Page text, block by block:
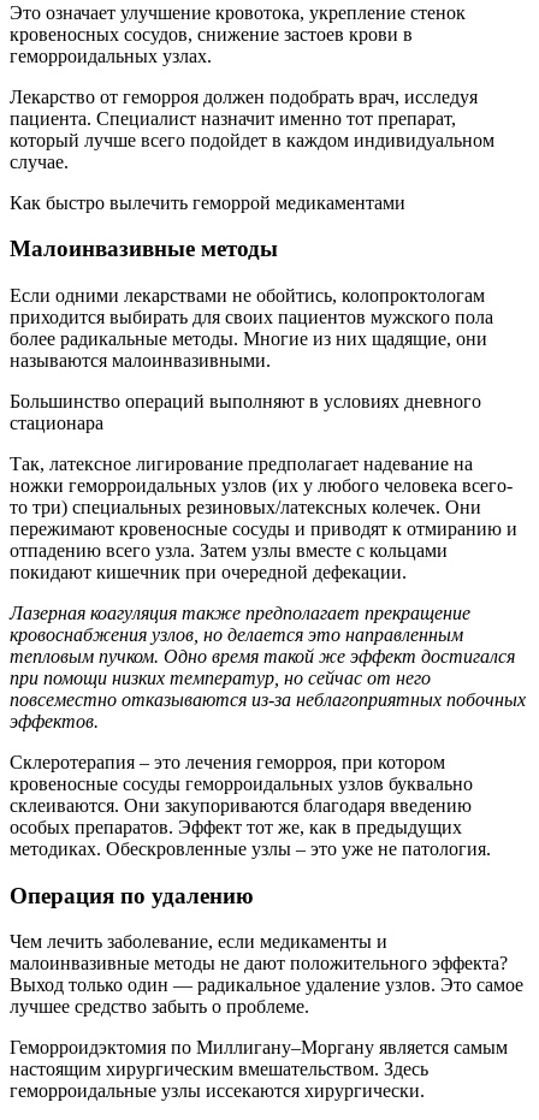
Это означает улучшение кровотока, укрепление стенок
кровеносных сосудов, снижение застоев крови в
геморроидальных узлах.
Лекарство от геморроя должен подобрать врач, исследуя
пациента. Специалист назначит именно тот препарат,
который лучше всего подойдет в каждом индивидуальном
случае.
Как быстро вылечить геморрой медикаментами
Малоинвазивные методы
Если одними лекарствами не обойтись, колопроктологам
приходится выбирать для своих пациентов мужского пола
более радикальные методы. Многие из них щадящие, они
называются малоинвазивными.
Большинство операций выполняют в условиях дневного
стационара
Так, латексное лигирование предполагает надевание на
ножки геморроидальных узлов (их у любого человека всего-
то три) специальных резиновых/латексных колечек. Они
пережимают кровеносные сосуды и приводят к отмиранию и
отпадению всего узла. Затем узлы вместе с кольцами
покидают кишечник при очередной дефекации.
Лазерная коагуляция также предполагает прекращение
кровоснабжения узлов, но делается это направленным
тепловым пучком. Одно время такой же эффект достигался
при помощи низких температур, но сейчас от него
повсеместно отказываются из-за неблагоприятных побочных
эффектов.
Склеротерапия – это лечения геморроя, при котором
кровеносные сосуды геморроидальных узлов буквально
склеиваются. Они закупориваются благодаря введению
особых препаратов. Эффект тот же, как в предыдущих
методиках. Обескровленные узлы – это уже не патология.
Операция по удалению
Чем лечить заболевание, если медикаменты и
малоинвазивные методы не дают положительного эффекта?
Выход только один — радикальное удаление узлов. Это самое
лучшее средство забыть о проблеме.
Геморроидэктомия по Миллигану–Моргану является самым
настоящим хирургическим вмешательством. Здесь
геморроидальные узлы иссекаются хирургически.